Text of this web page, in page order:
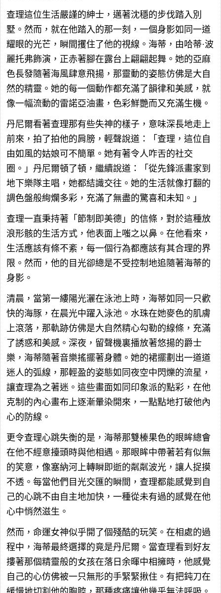
查理這位生活嚴謹的紳士，邁著沈穩的步伐踏入別
墅。然而，就在他踏入的那一刻，一個身影如同一道
耀眼的光芒，瞬間攫住了他的視線。海蒂，由哈蒂·波
麗托弗飾演，正赤著腳在露台上翩翩起舞。她的亞麻
色長發隨著海風肆意飛揚，那靈動的姿態仿佛是大自
然的精靈。她的每一個動作都充滿了韻律和美感，就
像一幅流動的雷諾亞油畫，色彩鮮艷而又充滿生機。
丹尼爾看著查理那有些失神的樣子，意味深長地走上
前來，拍了拍他的肩膀，輕聲說道：「查理，這位自
由如風的姑娘可不簡單。她有著令人咋舌的社交
圈。」丹尼爾頓了頓，繼續說道：「從先鋒派畫家到
地下樂隊主唱，她都結識交往。她的生活就像打翻的
調色盤般絢爛多彩，充滿了無盡的驚喜和未知。」
查理一直秉持著「節制即美德」的信條，對於這種放
浪形骸的生活方式，他表面上嗤之以鼻。在他看來，
生活應該有條不紊，每一個行為都應該有其合理的界
限。然而，他的目光卻總是不受控制地追隨著海蒂的
身影。
清晨，當第一縷陽光灑在泳池上時，海蒂如同一只歡
快的海豚，在晨光中躍入泳池。水珠在她麥色的肌膚
上滾落，那軌跡仿佛是大自然精心勾勒的線條，充滿
了誘惑和美感。深夜，留聲機裏播放著悠揚的爵士
樂，海蒂隨著音樂搖擺著身體。她的裙擺劃出一道道
迷人的弧線，那輕盈的姿態如同夜空中閃爍的流星，
讓查理為之著迷。這些畫面如同印象派的點彩，在他
克制的內心畫布上逐漸暈染開來，一點點地打破他內
心的防線。
更令查理心跳失衡的是，海蒂那雙榛果色的眼眸總會
在他不經意擡頭時與他相遇。那眼眸中帶著若有似無
的笑意，像塞納河上轉瞬即逝的粼粼波光，讓人捉摸
不透。每當他們目光交匯的瞬間，查理都能感覺到自
己的心跳不由自主地加快，一種從未有過的感覺在他
心中悄然滋生。
然而，命運女神似乎開了個殘酷的玩笑。在相處的過
程中，海蒂最終選擇的竟是丹尼爾。當查理看到好友
摟著那個精靈般的女孩在落日余暉中相擁時，他感覺
自己的心仿佛被一只無形的手緊緊揪住。有把鈍刀在